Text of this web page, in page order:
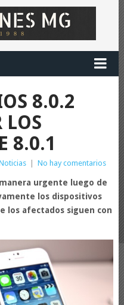
8.0.2
LOS
8.0.1
No hay comentarios
urgente luego de
los dispositivos
los afectados siguen con